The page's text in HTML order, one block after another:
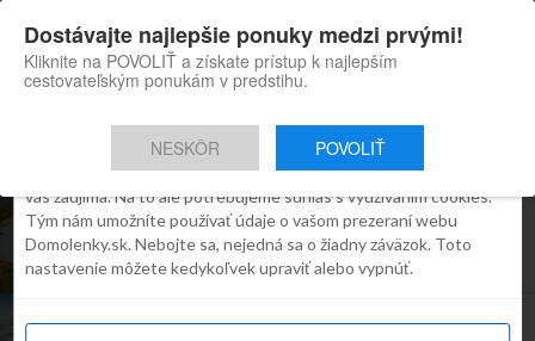
Domolenky appka
Skvelé tipy na cestovanie po
Slovensku
Inštaluj
Kúpanie v termálnej vode zadarmo? Neveríte?
Prezradíme vám kde je to na Slovensku možné!
Obujte si lyžiarky a nadýchajte sa čerstvého
Súhlas Detaily O cookies
Robíme všetko preto, aby sme vám zobrazovali iba obsah, ktorý
vás zaujíma. Na to ale potrebujeme súhlas s využívaním cookies.
Tým nám umožníte používať údaje o vašom prezeraní webu
Domolenky.sk. Nebojte sa, nejedná sa o žiadny záväzok. Toto
nastavenie môžete kedykoľvek upraviť alebo vypnúť.
Dostávajte najlepšie ponuky medzi prvými!
Kliknite na POVOLIŤ a získate prístup k najlepším
cestovateľským ponukám v predstihu.
NESKÔR POVOLIŤ